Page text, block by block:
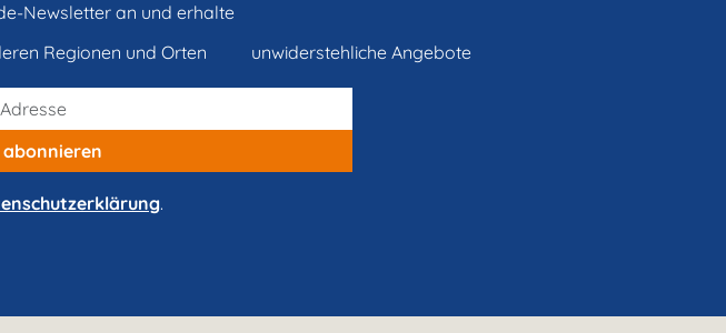
Newsletter an und erhalte
Regionen und Orten unwiderstehliche Angebote
.